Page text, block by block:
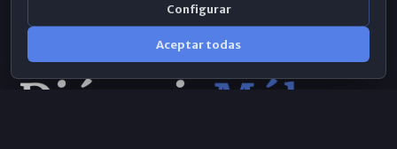
Configurar
Aceptar todas